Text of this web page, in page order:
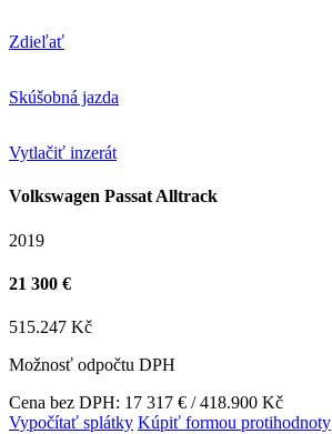
Zdieľať
Skúšobná jazda
Vytlačiť inzerát
Volkswagen Passat Alltrack
2019
21 300 €
515.247 Kč
Možnosť odpočtu DPH
Cena bez DPH: 17 317 € / 418.900 Kč
Vypočítať splátky Kúpiť formou protihodnoty